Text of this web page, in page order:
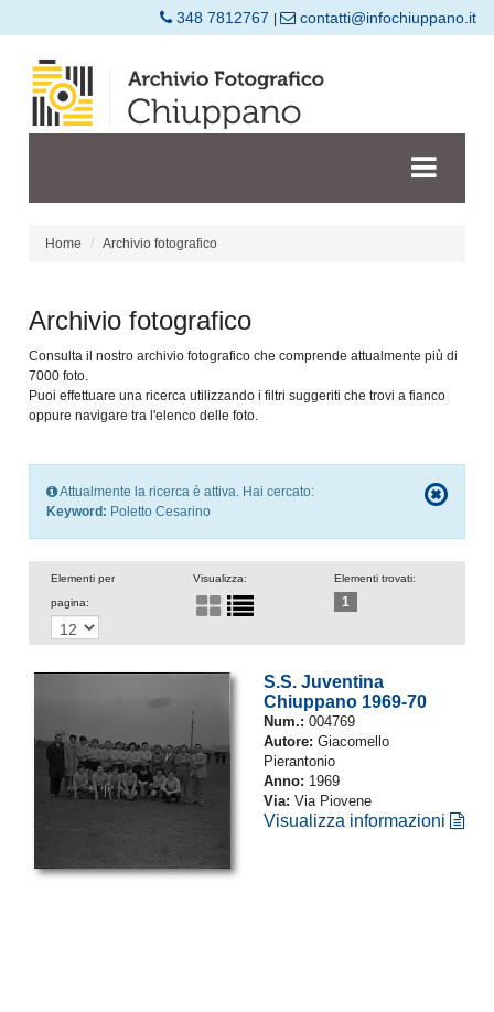
348 7812767 contatti@infochiuppano.it
Home Archivio fotografico
Archivio fotografico
Consulta il nostro archivio fotografico che comprende attualmente più di
7000 foto.
Puoi effettuare una ricerca utilizzando i filtri suggeriti che trovi a fianco
oppure navigare tra l'elenco delle foto.
Attualmente la ricerca è attiva. Hai cercato:
Keyword: Poletto Cesarino
Elementi per
pagina:
Visualizza: Elementi trovati:
1
S.S. Juventina
Chiuppano 1969-70
Num.: 004769
Autore: Giacomello
Pierantonio
Anno: 1969
Via: Via Piovene
Visualizza informazioni